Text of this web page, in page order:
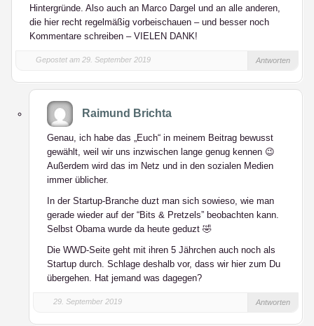
Hintergründe. Also auch an Marco Dargel und an alle anderen,
die hier recht regelmäßig vorbeischauen – und besser noch
Kommentare schreiben – VIELEN DANK!
Gepostet am 29. September 2019 Antworten
Raimund Brichta
Genau, ich habe das „Euch“ in meinem Beitrag bewusst
gewählt, weil wir uns inzwischen lange genug kennen 😉
Außerdem wird das im Netz und in den sozialen Medien
immer üblicher.
In der Startup-Branche duzt man sich sowieso, wie man
gerade wieder auf der “Bits & Pretzels” beobachten kann.
Selbst Obama wurde da heute geduzt 🤣
Die WWD-Seite geht mit ihren 5 Jährchen auch noch als
Startup durch. Schlage deshalb vor, dass wir hier zum Du
übergehen. Hat jemand was dagegen?
29. September 2019 Antworten